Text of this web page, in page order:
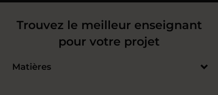
Trouvez le meilleur enseignant
pour votre projet
Matières